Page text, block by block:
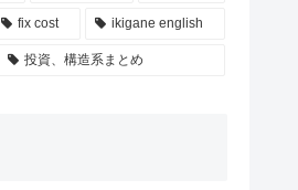
fix cost ikigane english
投資、構造系まとめ